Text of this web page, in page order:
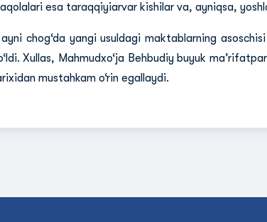
esa taraqqiyiarvar kishilar va, ayniqsa,
chog‘da yangi usuldagi maktablarning
Xullas, Mahmudxo‘ja Behbudiy buyuk
mustahkam o‘rin egallaydi.